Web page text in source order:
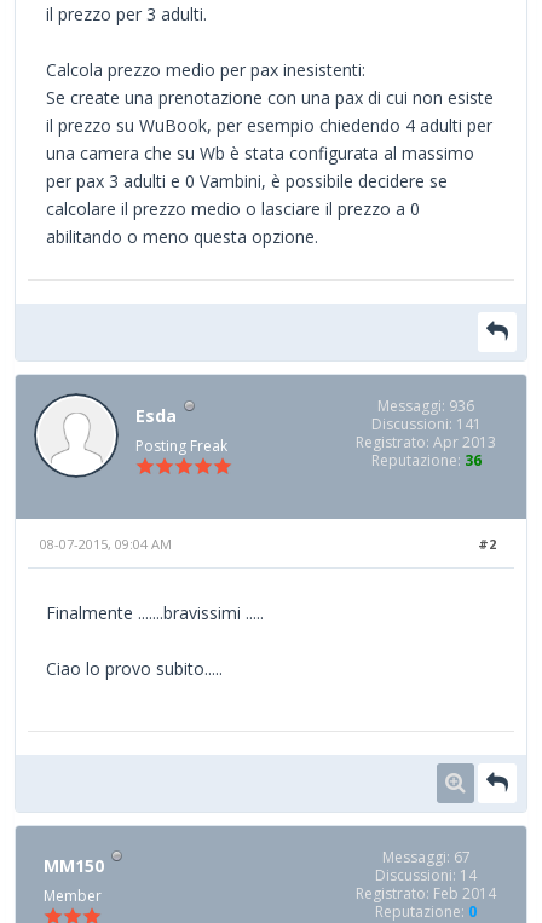
il prezzo per 3 adulti.
Calcola prezzo medio per pax inesistenti:
Se create una prenotazione con una pax di cui non esiste
il prezzo su WuBook, per esempio chiedendo 4 adulti per
una camera che su Wb è stata configurata al massimo
per pax 3 adulti e 0 Vambini, è possibile decidere se
calcolare il prezzo medio o lasciare il prezzo a 0
abilitando o meno questa opzione.
Esda
Posting Freak
Messaggi: 936
Discussioni: 141
Registrato: Apr 2013
Reputazione: 36
#2
08-07-2015, 09:04 AM
Finalmente .......bravissimi .....
Ciao lo provo subito.....
MM150
Member
Messaggi: 67
Discussioni: 14
Registrato: Feb 2014
Reputazione: 0